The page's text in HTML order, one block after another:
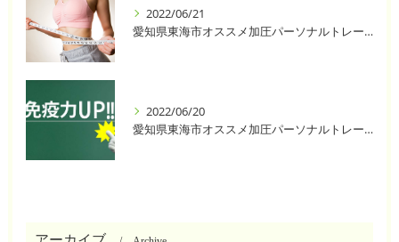
2022/06/21
愛知県東海市オススメ加圧パーソナルトレーニングジム One❣️
2022/06/20
愛知県東海市オススメ加圧パーソナルトレーニングジム One❣️